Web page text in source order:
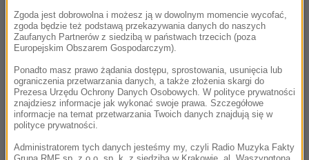
Zgoda jest dobrowolna i możesz ją w dowolnym momencie wycofać,
zgoda będzie też podstawą przekazywania danych do naszych
Zaufanych Partnerów z siedzibą w państwach trzecich (poza
Europejskim Obszarem Gospodarczym).
Ponadto masz prawo żądania dostępu, sprostowania, usunięcia lub
ograniczenia przetwarzania danych, a także złożenia skargi do
Prezesa Urzędu Ochrony Danych Osobowych. W polityce prywatności
znajdziesz informacje jak wykonać swoje prawa. Szczegółowe
informacje na temat przetwarzania Twoich danych znajdują się w
polityce prywatności.
Administratorem tych danych jesteśmy my, czyli Radio Muzyka Fakty